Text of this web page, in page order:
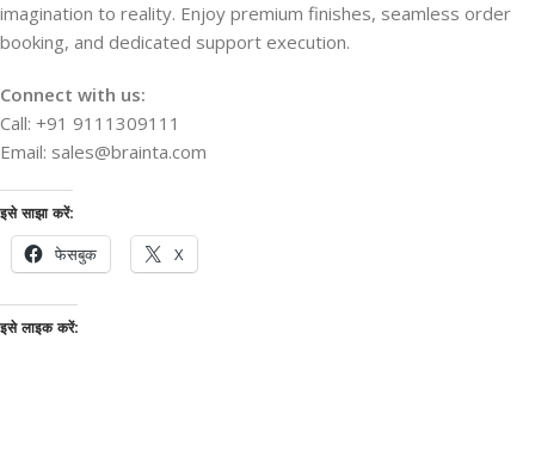
imagination to reality. Enjoy premium finishes, seamless order
booking, and dedicated support execution.
Connect with us:
Call: +91 9111309111
Email: sales@brainta.com
इसे साझा करें:
फेसबुक X
इसे लाइक करें: